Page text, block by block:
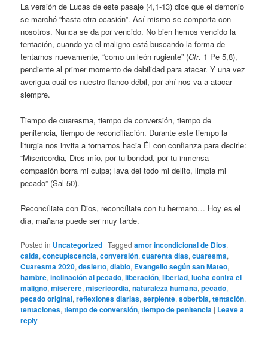
La versión de Lucas de este pasaje (4,1-13) dice que el demonio
se marchó “hasta otra ocasión”. Así mismo se comporta con
nosotros. Nunca se da por vencido. No bien hemos vencido la
tentación, cuando ya el maligno está buscando la forma de
tentarnos nuevamente, “como un león rugiente” (Cfr. 1 Pe 5,8),
pendiente al primer momento de debilidad para atacar. Y una vez
averigua cuál es nuestro flanco débil, por ahí nos va a atacar
siempre.
Tiempo de cuaresma, tiempo de conversión, tiempo de
penitencia, tiempo de reconciliación. Durante este tiempo la
liturgia nos invita a tornarnos hacia Él con confianza para decirle:
“Misericordia, Dios mío, por tu bondad, por tu inmensa
compasión borra mi culpa; lava del todo mi delito, limpia mi
pecado” (Sal 50).
Reconcíliate con Dios, reconcíliate con tu hermano… Hoy es el
día, mañana puede ser muy tarde.
Posted in Uncategorized |Tagged amor incondicional de Dios,
caída,concupiscencia,conversión,cuarenta días,cuaresma,
Cuaresma 2020,desierto,diablo, Evangelio según san Mateo,
hambre,inclinación al pecado,liberación,libertad,lucha contra el
maligno,miserere,misericordia,naturaleza humana,pecado,
pecado original,reflexiones diarias,serpiente,soberbia,tentación,
tentaciones,tiempo de conversión,tiempo de penitencia | Leave a
reply